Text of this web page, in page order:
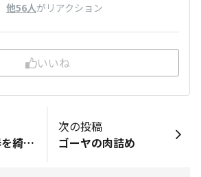
他56人がリアクション
いいね
ついにマヨ容器を綺麗にできた
次の投稿
ゴーヤの肉詰め